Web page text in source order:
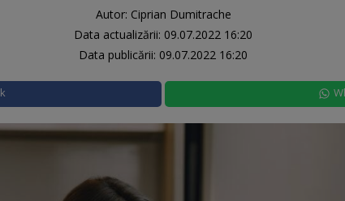
Autor: Ciprian Dumitrache
Data actualizării: 09.07.2022 16:20
Data publicării: 09.07.2022 16:20